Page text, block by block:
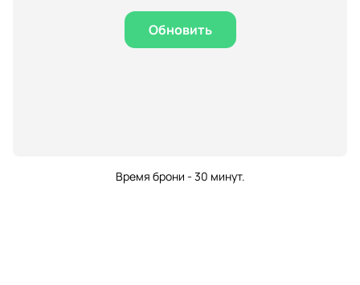
Обновить
Время брони - 30 минут.